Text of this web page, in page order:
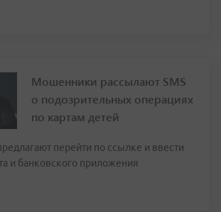
Мошенники рассылают SMS
о подозрительных операциях
по картам детей
перейти по ссылке и ввести
и банковского приложения